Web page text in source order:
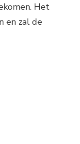
Het
en zal de